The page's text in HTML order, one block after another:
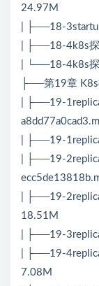
24.97M
| ├──18-
| ├──18-4k8s
| └──18-4k8s
├──第19章
| ├──19-
| ├──19-
| ├──19-
| ├──19-
18.51M
| ├──19-
| ├──19-
7.08M